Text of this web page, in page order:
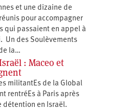
et une dizaine de
pour accompagner
qui passaient en appel à
Un des Soulèvements
la…
: Maceo et
militantEs de la Global
rentréEs à Paris après
détention en Israël.